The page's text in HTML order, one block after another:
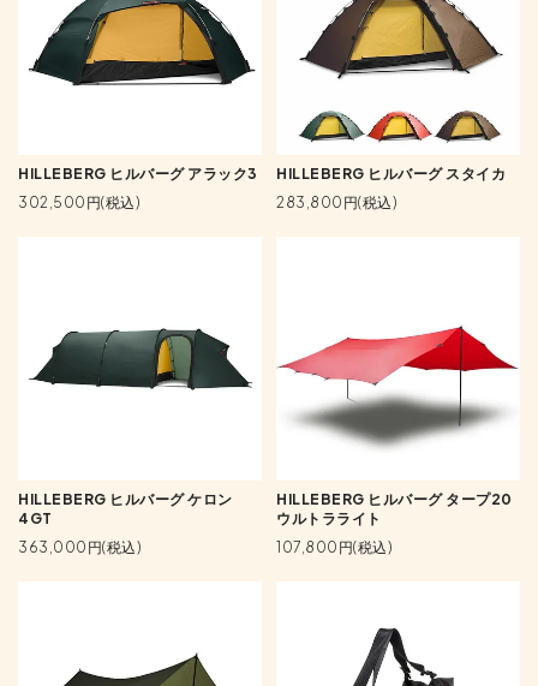
HILLEBERG ヒルバーグ アラック3
302,500円(税込)
HILLEBERG ヒルバーグ スタイカ
283,800円(税込)
HILLEBERG ヒルバーグ ケロン
4GT
363,000円(税込)
HILLEBERG ヒルバーグ タープ20
ウルトラライト
107,800円(税込)